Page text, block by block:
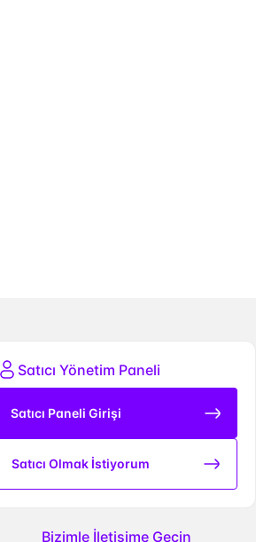
Satıcı Yönetim Paneli
Satıcı Paneli Girişi
Satıcı Olmak İstiyorum
Bizimle İletişime Geçin